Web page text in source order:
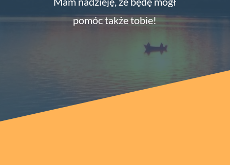
pomóc także tobie!